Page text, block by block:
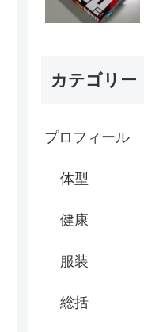
カテゴリー
プロフィール
体型
健康
服装
総括